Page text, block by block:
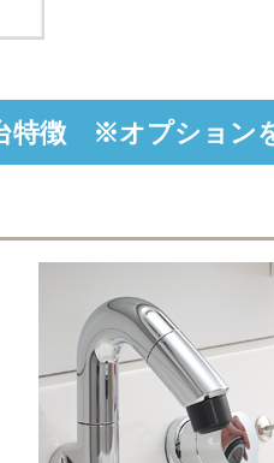
特徴 ※オプション